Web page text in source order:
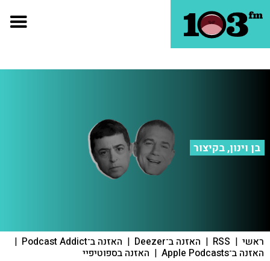
בן וינון, בקיצור
ראשי |
RSS
| האזנה ב־Deezer | האזנה ב־Podcast Addict |
האזנה ב־Apple Podcasts | האזנה בספוטיפיי